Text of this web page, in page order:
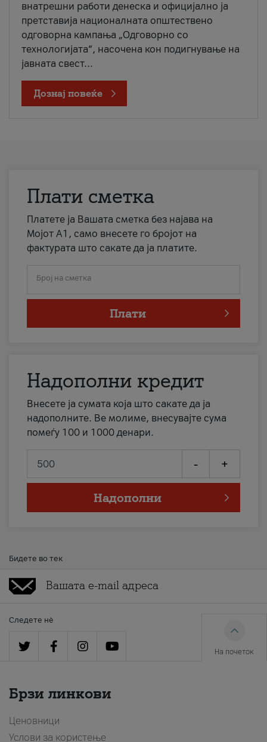
внатрешни работи денеска и официјално ја
претставија националната општествено
одговорна кампања „Одговорно со
технологијата“, насочена кон подигнување на
јавната свест...
Дознај повеќе
Плати сметка
Платете ја Вашата сметка без најава на
Мојот А1, само внесете го бројот на
фактурата што сакате да ја платите.
Број на сметка
Плати
Надополни кредит
Внесете ја сумата која што сакате да ја
надополните. Ве молиме, внесувајте сума
помеѓу 100 и 1000 денари.
- +
Надополни
Бидете во тек
Следете нè
На почеток
Брзи линкови
Ценовници
Услови за користење